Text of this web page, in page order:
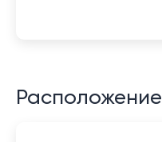
Расположение